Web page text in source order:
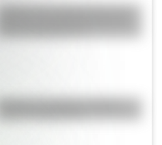
¿Sabías que Argentina tuvo la
alta de Sudamérica?
Bandera de Bolivia: historia,
origen y significado